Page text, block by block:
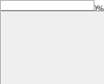
Скидки на новинки до -30%